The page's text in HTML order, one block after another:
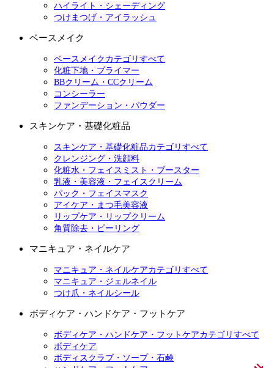
ハイライト・シェーディング
つけまつげ・アイラッシュ
ベースメイク
ベースメイクカテゴリすべて
化粧下地・プライマー
BBクリーム・CCクリーム
コンシーラー
ファンデーション・パウダー
スキンケア・基礎化粧品
スキンケア・基礎化粧品カテゴリすべて
クレンジング・洗顔料
化粧水・フェイスミスト・ブースター
乳液・美容液・フェイスクリーム
パック・フェイスマスク
アイケア・まつ毛美容液
リップケア・リップクリーム
角質除去・ピーリング
マニキュア・ネイルケア
マニキュア・ネイルケアカテゴリすべて
マニキュア・ジェルネイル
つけ爪・ネイルシール
ボディケア・ハンドケア・フットケア
ボディケア・ハンドケア・フットケアカテゴリすべて
ボディケア
ボディスクラブ・ソープ・石鹸